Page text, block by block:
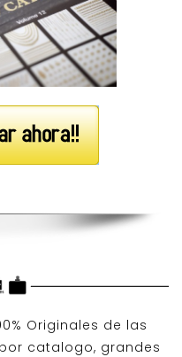
Originales de las
catalogo, grandes